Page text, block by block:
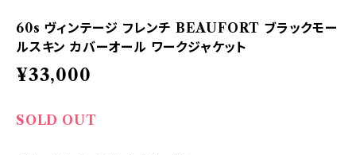
60s ヴィンテージ フレンチ BEAUFORT ブラックモー
ルスキン カバーオール ワークジャケット
¥33,000
SOLD OUT